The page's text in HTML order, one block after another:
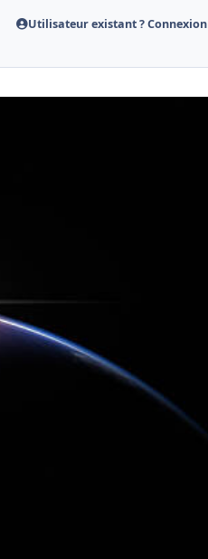
Utilisateur existant ? Connexion